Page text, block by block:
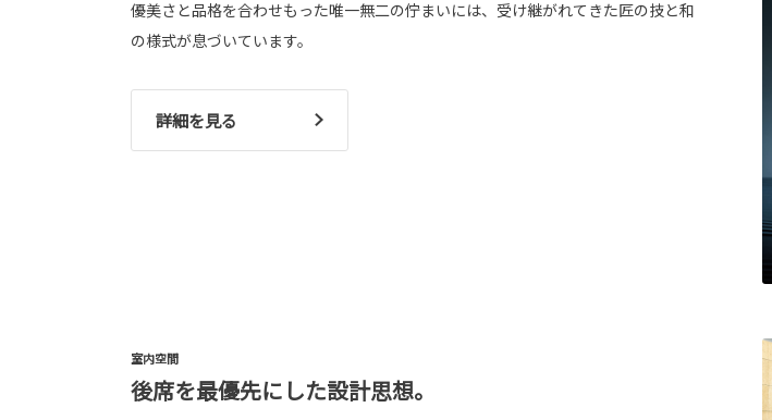
優美さと品格を合わせもった唯一無二の佇まいには、受け継がれてきた匠の技と和
の様式が息づいています。
詳細を見る
室内空間
後席を最優先にした設計思想。